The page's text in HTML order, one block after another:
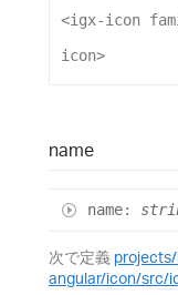
<igx-icon
icon>
name
name:
次で定義
angular/icon/src/